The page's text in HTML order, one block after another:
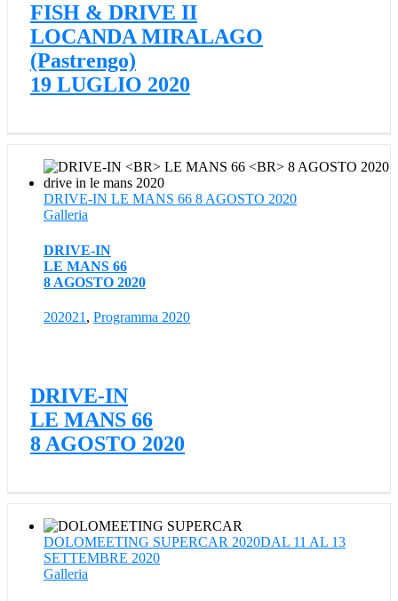
FISH & DRIVE II
LOCANDA MIRALAGO
(Pastrengo)
19 LUGLIO 2020
DRIVE-IN LE MANS 66 8 AGOSTO 2020
Galleria
DRIVE-IN
LE MANS 66
8 AGOSTO 2020
202021 , Programma 2020
DRIVE-IN
LE MANS 66
8 AGOSTO 2020
DOLOMEETING SUPERCAR 2020DAL 11 AL 13
SETTEMBRE 2020
Galleria